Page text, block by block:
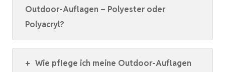
Outdoor-Auflagen – Polyester oder
Polyacryl?
+ Wie pflege ich meine Outdoor-Auflagen